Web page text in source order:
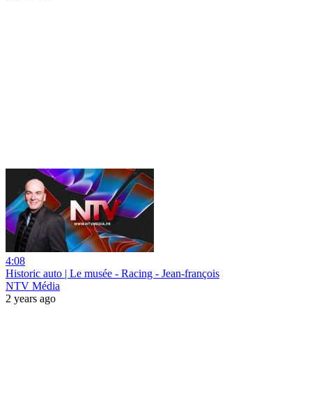
4:08
Historic auto | Le musée - Racing - Jean-françois
NTV Média
2 years ago